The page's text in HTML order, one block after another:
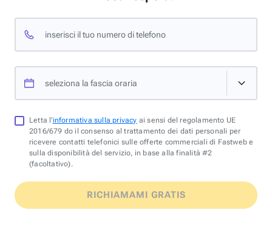
inserisci il tuo numero di telefono
seleziona la fascia oraria
Letta l'informativa sulla privacy ai sensi del regolamento UE
2016/679 do il consenso al trattamento dei dati personali per
ricevere contatti telefonici sulle offerte commerciali di Fastweb e
sulla disponibilità del servizio, in base alla finalità #2
(facoltativo).
RICHIAMAMI GRATIS